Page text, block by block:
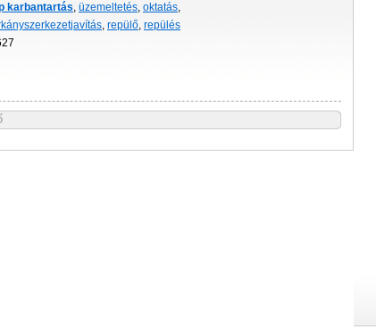
karbantartás, üzemeltetés, oktatás,
, repülő, repülés